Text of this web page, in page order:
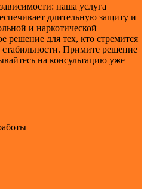
наша услуга
длительную защиту и
и наркотической
решение для тех, кто стремится
Примите решение
на консультацию уже